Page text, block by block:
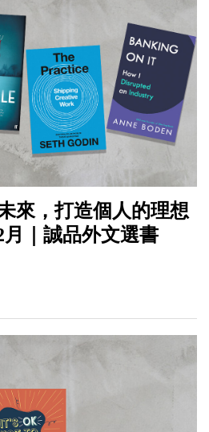
來，打造個人的理想
｜誠品外文選書